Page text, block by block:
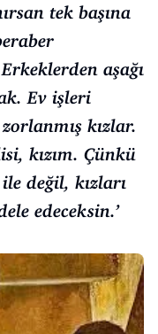
tek başına
aşağı
Ev işleri
kızlar.
kızım. Çünkü
değil, kızları
edeceksin.’